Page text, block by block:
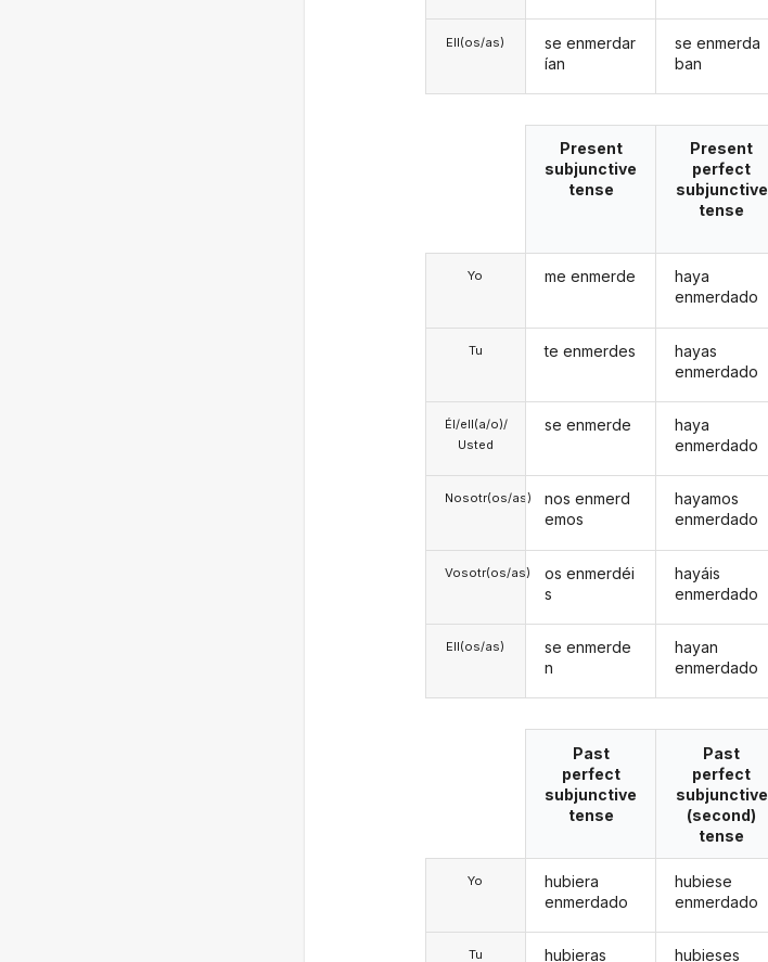
Ell(os/as)
se enmerdar
ían
se enmerda
ban
Yo
Tu
Él/ell(a/o)/
Usted
Nosotr(os/as)
Vosotr(os/as)
Ell(os/as)
Present
subjunctive
tense
me enmerde
te enmerdes
se enmerde
nos enmerd
emos
os enmerdéi
s
se enmerde
n
Present
perfect
subjunctive
tense
haya
enmerdado
hayas
enmerdado
haya
enmerdado
hayamos
enmerdado
hayáis
enmerdado
hayan
enmerdado
Yo
Tu
Past
perfect
subjunctive
tense
hubiera
enmerdado
hubieras
Past
perfect
subjunctive
(second)
tense
hubiese
enmerdado
hubieses